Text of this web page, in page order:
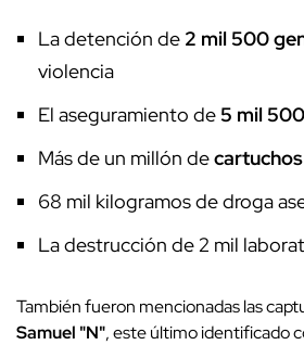
La detención de 2 mil 500
violencia
El aseguramiento de5 mil
Más de un millón de
68 mil kilogramos de droga
La destrucción de 2 mil
También fueron mencionadas las
Samuel "N", este último identificado